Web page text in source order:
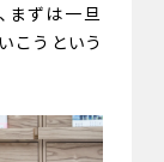
まずは一旦
こうという